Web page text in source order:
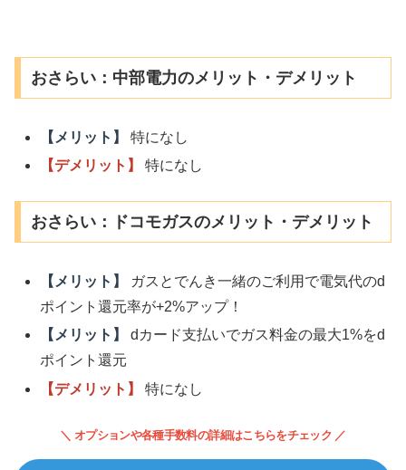
おさらい：中部電力のメリット・デメリット
【メリット】
特になし
【デメリット】
特になし
おさらい：ドコモガスのメリット・デメリット
【メリット】
ガスとでんき一緒のご利用で電気代のd
ポイント還元率が+2%アップ！
【メリット】
dカード支払いでガス料金の最大1%をd
ポイント還元
【デメリット】
特になし
＼ オプションや各種手数料の詳細はこちらをチェック ／